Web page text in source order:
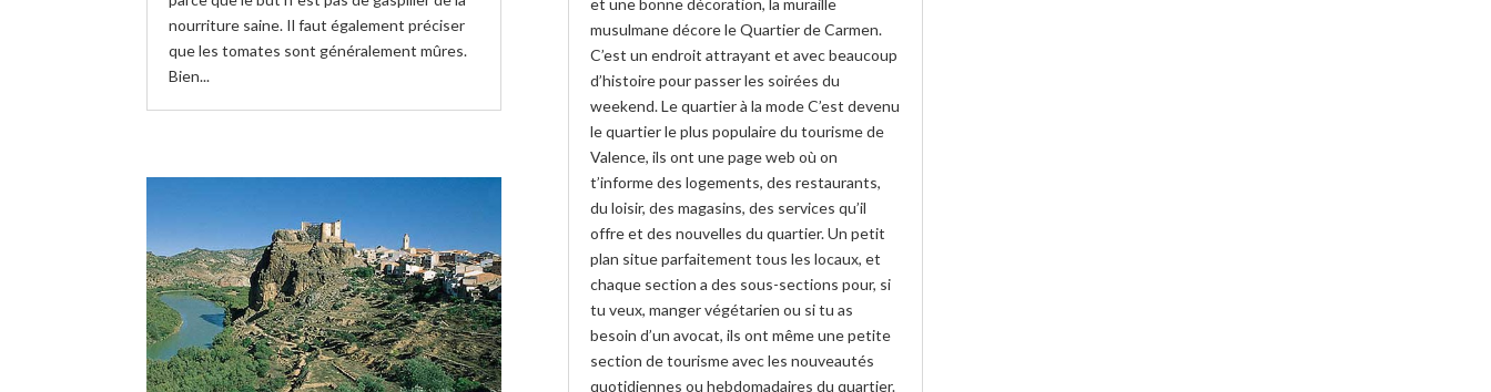
nourriture saine. Il faut également préciser
que les tomates sont généralement mûres.
Bien...
et une bonne décoration, la muraille
musulmane décore le Quartier de Carmen.
C’est un endroit attrayant et avec beaucoup
d’histoire pour passer les soirées du
weekend. Le quartier à la mode C’est devenu
le quartier le plus populaire du tourisme de
Valence, ils ont une page web où on
t’informe des logements, des restaurants,
du loisir, des magasins, des services qu’il
offre et des nouvelles du quartier. Un petit
plan situe parfaitement tous les locaux, et
chaque section a des sous-sections pour, si
tu veux, manger végétarien ou si tu as
besoin d’un avocat, ils ont même une petite
section de tourisme avec les nouveautés
quotidiennes ou hebdomadaires du quartier.